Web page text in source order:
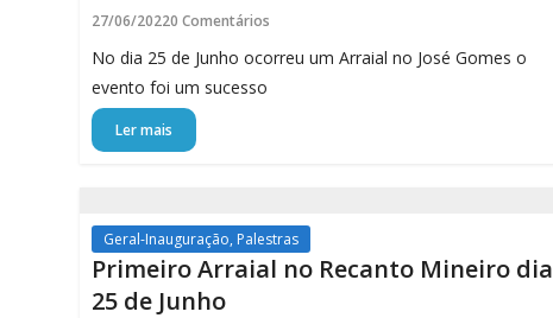
27/06/20220 Comentários
No dia 25 de Junho ocorreu um Arraial no José Gomes o
evento foi um sucesso
Ler mais
Geral-Inauguração, Palestras
Primeiro Arraial no Recanto Mineiro dia
25 de Junho